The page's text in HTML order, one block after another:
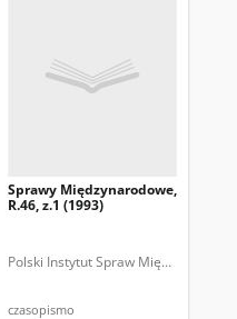
Polska Fundacja Spraw
Sprawy Międzynarodowe,
R.46, z.1 (1993)
Polski Instytut Spraw
czasopismo